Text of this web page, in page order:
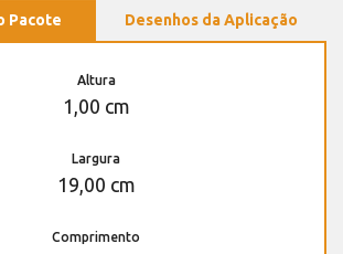
Pacote Desenhos da Aplicação
Altura
1,00 cm
Largura
19,00 cm
Comprimento